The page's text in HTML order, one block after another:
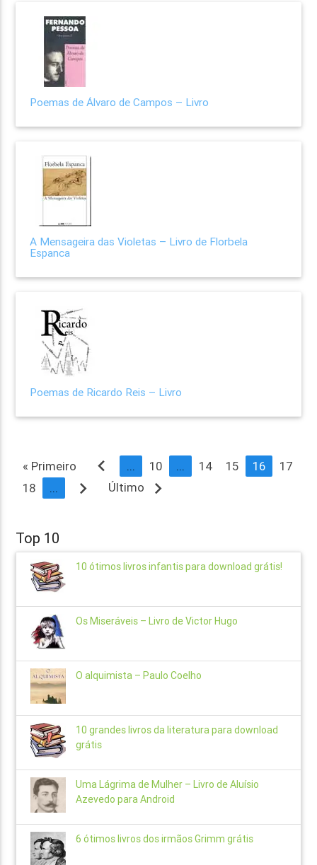
Poemas de Álvaro de Campos – Livro
A Mensageira das Violetas – Livro de Florbela
Espanca
Poemas de Ricardo Reis – Livro
« Primeiro navigate_before ... 10 ... 14 15 16
17
18
... navigate_next Último navigate_next
Top 10
10 ótimos livros infantis para download grátis!
Os Miseráveis – Livro de Victor Hugo
O alquimista – Paulo Coelho
10 grandes livros da literatura para download
grátis
Uma Lágrima de Mulher – Livro de Aluísio
Azevedo para Android
6 ótimos livros dos irmãos Grimm grátis